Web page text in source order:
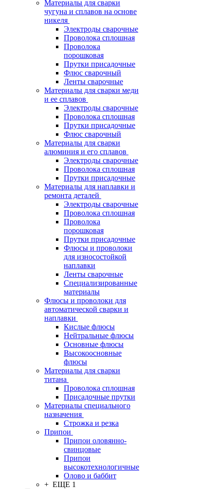
Материалы для сварки
чугуна и сплавов на основе
никеля
Электроды сварочные
Проволока сплошная
Проволока
порошковая
Прутки присадочные
Флюс сварочный
Ленты сварочные
Материалы для сварки меди
и ее сплавов
Электроды сварочные
Проволока сплошная
Прутки присадочные
Флюс сварочный
Материалы для сварки
алюминия и его сплавов
Электроды сварочные
Проволока сплошная
Прутки присадочные
Материалы для наплавки и
ремонта деталей
Электроды сварочные
Проволока сплошная
Проволока
порошковая
Прутки присадочные
Флюсы и проволоки
для износостойкой
наплавки
Ленты сварочные
Специализированные
материалы
Флюсы и проволоки для
автоматической сварки и
наплавки
Кислые флюсы
Нейтральные флюсы
Основные флюсы
Высокоосновные
флюсы
Материалы для сварки
титана
Проволока сплошная
Присадочные прутки
Материалы специального
назначения
Строжка и резка
Припои
Припои оловянно-
свинцовые
Припои
высокотехнологичные
Олово и баббит
+ ЕЩЕ 1